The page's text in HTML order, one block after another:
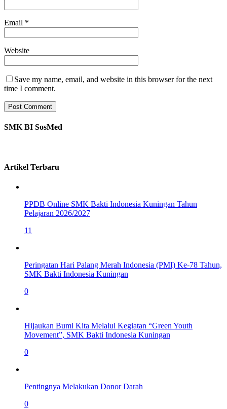
Email *
Website
Save my name, email, and website in this browser for the next
time I comment.
SMK BI SosMed
Artikel Terbaru
PPDB Online SMK Bakti Indonesia Kuningan Tahun
Pelajaran 2026/2027
11
Peringatan Hari Palang Merah Indonesia (PMI) Ke-78 Tahun,
SMK Bakti Indonesia Kuningan
0
Hijaukan Bumi Kita Melalui Kegiatan “Green Youth
Movement”, SMK Bakti Indonesia Kuningan
0
Pentingnya Melakukan Donor Darah
0